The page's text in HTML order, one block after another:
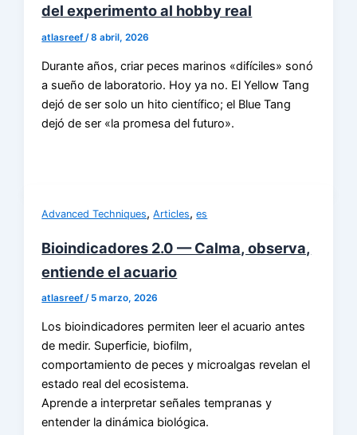
del experimento al hobby real
atlasreef/8 abril, 2026
Durante años, criar peces marinos «difíciles» sonó
a sueño de laboratorio. Hoy ya no. El Yellow Tang
dejó de ser solo un hito científico; el Blue Tang
dejó de ser «la promesa del futuro».
Advanced Techniques,Articles,es
Bioindicadores 2.0 — Calma, observa,
entiende el acuario
atlasreef/ 5 marzo, 2026
Los bioindicadores permiten leer el acuario antes
de medir. Superficie, biofilm,
comportamiento de peces y microalgas revelan el
estado real del ecosistema.
Aprende a interpretar señales tempranas y
entender la dinámica biológica.